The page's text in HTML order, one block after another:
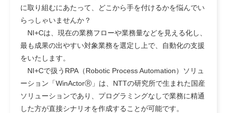
に取り組むにあたって、どこから手を付けるかを悩んでい
らっしゃいませんか？
NI+Cは、現在の業務フローや業務量などを見える化し、
最も成果の出やすい対象業務を選定し上で、自動化の支援
をいたします。
NI+Cで扱うRPA（Robotic Process Automation）ソリュ
ーション「WinActorⓇ」は、NTTの研究所で生まれた国産
ソリューションであり、プログラミングなしで業務に精通
した方が直接シナリオを作成することが可能です。